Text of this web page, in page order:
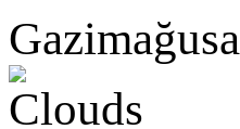
Gazimağusa